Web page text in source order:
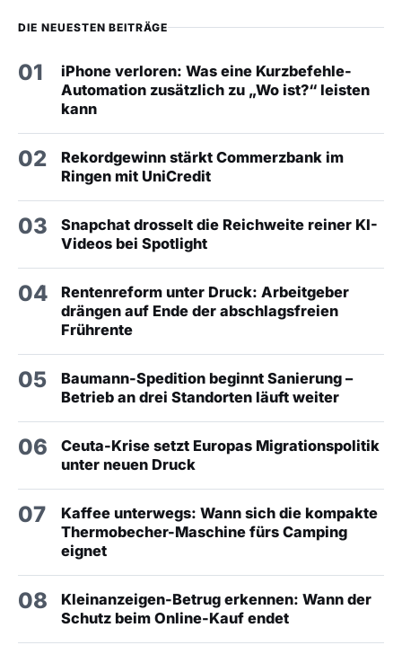
DIE NEUESTEN BEITRÄGE
01
iPhone verloren: Was eine Kurzbefehle-
Automation zusätzlich zu „Wo ist?“ leisten
kann
02
Rekordgewinn stärkt Commerzbank im
Ringen mit UniCredit
03
Snapchat drosselt die Reichweite reiner KI-
Videos bei Spotlight
04
Rentenreform unter Druck: Arbeitgeber
drängen auf Ende der abschlagsfreien
Frührente
05
Baumann-Spedition beginnt Sanierung –
Betrieb an drei Standorten läuft weiter
06
Ceuta-Krise setzt Europas Migrationspolitik
unter neuen Druck
07
Kaffee unterwegs: Wann sich die kompakte
Thermobecher-Maschine fürs Camping
eignet
08
Kleinanzeigen-Betrug erkennen: Wann der
Schutz beim Online-Kauf endet